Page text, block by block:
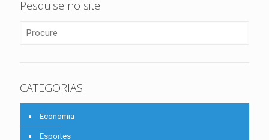
Pesquise no site
CATEGORIAS
Economia
Esportes